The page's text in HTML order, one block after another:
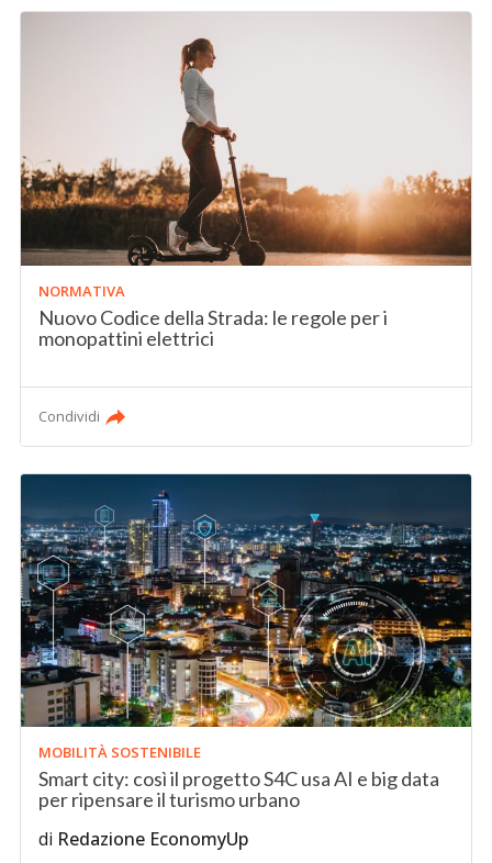
NORMATIVA
Nuovo Codice della Strada: le regole per i
monopattini elettrici
Condividi
MOBILITÀ SOSTENIBILE
Smart city: così il progetto S4C usa AI e big data
per ripensare il turismo urbano
di Redazione EconomyUp